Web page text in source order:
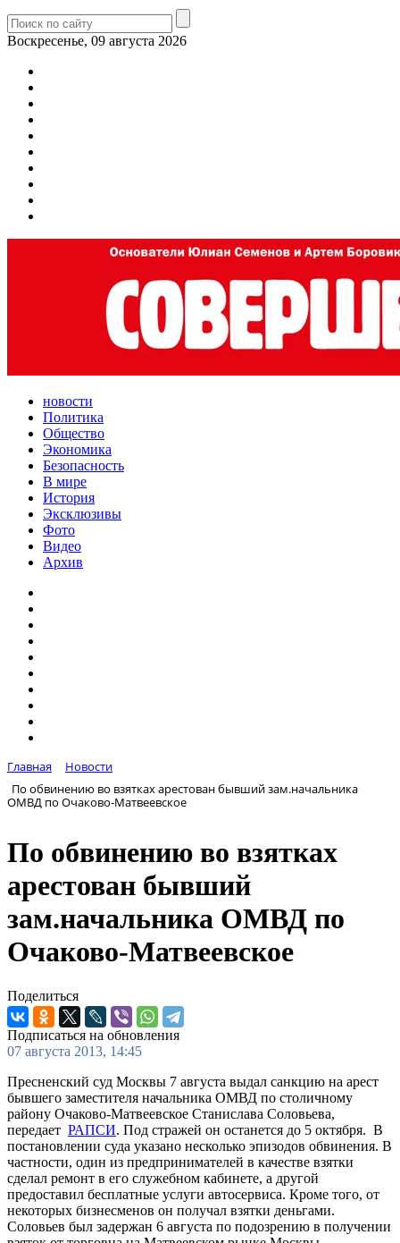
Воскресенье, 09 августа 2026
новости
Политика
Общество
Экономика
Безопасность
В мире
История
Эксклюзивы
Фото
Видео
Архив
Главная
Новости
По обвинению во взятках арестован бывший зам.начальника
ОМВД по Очаково-Матвеевское
По обвинению во взятках
арестован бывший
зам.начальника ОМВД по
Очаково-Матвеевское
Поделиться
Подписаться на обновления
07 августа 2013, 14:45
Пресненский суд Москвы 7 августа выдал санкцию на арест
бывшего заместителя начальника ОМВД по столичному
району Очаково-Матвеевское Станислава Соловьева,
передает РАПСИ. Под стражей он останется до 5 октября. В
постановлении суда указано несколько эпизодов обвинения. В
частности, один из предпринимателей в качестве взятки
сделал ремонт в его служебном кабинете, а другой
предоставил бесплатные услуги автосервиса. Кроме того, от
некоторых бизнесменов он получал взятки деньгами.
Соловьев был задержан 6 августа по подозрению в получении